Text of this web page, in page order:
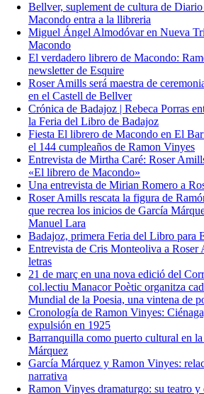
Bellver, suplement de cultura de
Macondo entra a la llibreria
Miguel Ángel Almodóvar en Nueva
Macondo
El verdadero librero de Macondo:
newsletter de Esquire
Roser Amills será maestra de
en el Castell de Bellver
Crónica de Badajoz | Rebeca Porras
la Feria del Libro de Badajoz
Fiesta El librero de Macondo en El
el 144 cumpleaños de Ramon Vinyes
Entrevista de Mirtha Caré: Roser
«El librero de Macondo»
Una entrevista de Mirian Romero a
Roser Amills rescata la figura de
que recrea los inicios de García
Manuel Lara
Badajoz, primera Feria del Libro para
Entrevista de Cris Monteoliva a
letras
21 de març en una nova edició del
col.lectiu Manacor Poètic organitza
Mundial de la Poesia, una vintena de
Cronología de Ramon Vinyes:
expulsión en 1925
Barranquilla como puerto cultural en
Márquez
García Márquez y Ramon Vinyes:
narrativa
Ramon Vinyes dramaturgo: su teatro